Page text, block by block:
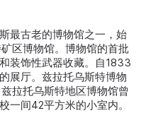
最古老的博物馆之一，始
区博物馆。博物馆的首批
装饰性武器收藏。自1833
展厅。兹拉托乌斯特博物
拉托乌斯特地区博物馆曾
一间42平方米的小室内。